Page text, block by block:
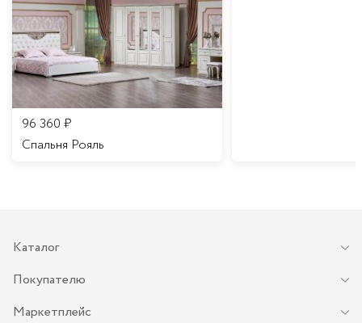
96 360 ₽
Спальня Рояль
Каталог
Покупателю
Маркетплейс